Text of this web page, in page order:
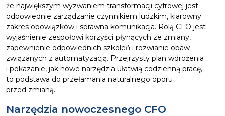
że największym wyzwaniem transformacji cyfrowej jest
odpowiednie zarządzanie czynnikiem ludzkim, klarowny
zakres obowiązków i sprawna komunikacja. Rolą CFO jest
wyjaśnienie zespołowi korzyści płynących ze zmiany,
zapewnienie odpowiednich szkoleń i rozwianie obaw
związanych z automatyzacją. Przejrzysty plan wdrożenia
i pokazanie, jak nowe narzędzia ułatwią codzienną pracę,
to podstawa do przełamania naturalnego oporu
przed zmianą.
Narzędzia nowoczesnego CFO